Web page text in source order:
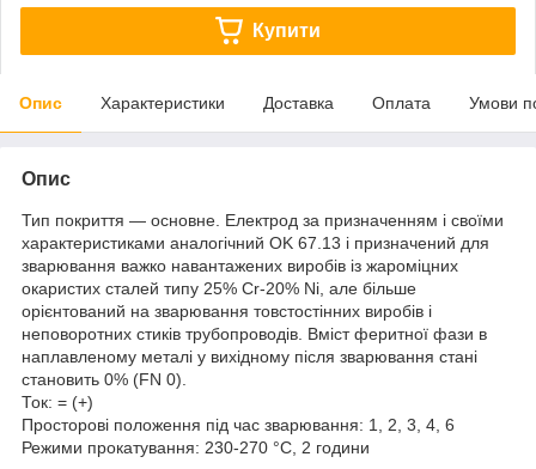
Купити
Опис Характеристики Доставка Оплата Умови
Опис
Тип покриття — основне. Електрод за призначенням і своїми
характеристиками аналогічний OK 67.13 і призначений для
зварювання важко навантажених виробів із жароміцних
окаристих сталей типу 25% Cr-20% Ni, але більше
орієнтований на зварювання товстостінних виробів і
неповоротних стиків трубопроводів. Вміст феритної фази в
наплавленому металі у вихідному після зварювання стані
становить 0% (FN 0).
Ток: = (+)
Просторові положення під час зварювання: 1, 2, 3, 4, 6
Режими прокатування: 230-270 °C, 2 години